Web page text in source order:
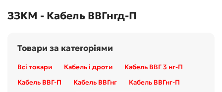
ЗЗКМ - Кабель ВВГнгд-П
Товари за категоріями
Всі товари Кабель і дроти
Кабель ВВГ 3 нг-П
Кабель ВВГ-П
Кабель ВВГнг
Кабель ВВГнг-П